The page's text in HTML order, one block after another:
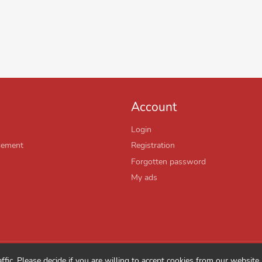
Account
Login
Registration
Forgotten password
My ads